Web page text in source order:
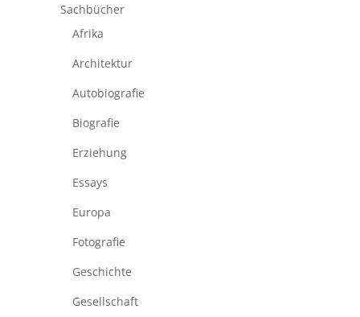
Sachbücher
Afrika
Architektur
Autobiografie
Biografie
Erziehung
Essays
Europa
Fotografie
Geschichte
Gesellschaft